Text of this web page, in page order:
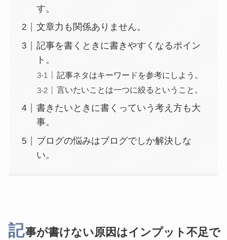
す。
文章力も関係ありません。
記事を書くときに書きやすくなるポイン
ト。
記事ネタはキーワードを参考にしよう。
言いたいことは一つに絞るということ。
書きたいときに書くっていう考え方も大
事。
ブログの悩みはブログでしか解決しな
い。
記事が書けない原因はインプット不足で